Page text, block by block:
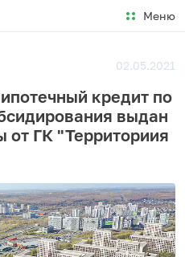
Меню
02.05.2021
кредит по
выдан
от ГК "Территориия